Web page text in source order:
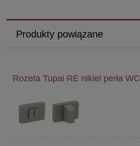
Produkty powiązane
Rozeta Tupai RE nikiel perła WC